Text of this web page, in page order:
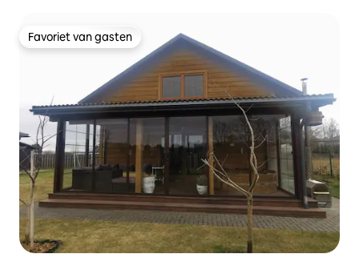
Favoriet van gasten
Favoriet van gasten